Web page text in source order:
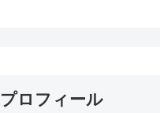
プロフィール